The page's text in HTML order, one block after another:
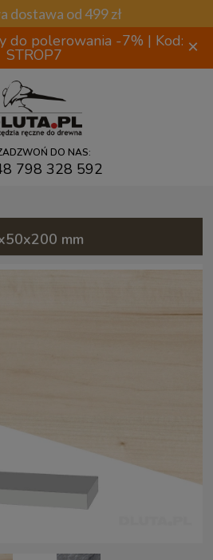
dostawa od 499 zł
do polerowania -7% | Kod:
STROP7 ×
DO NAS:
798 328 592
mm